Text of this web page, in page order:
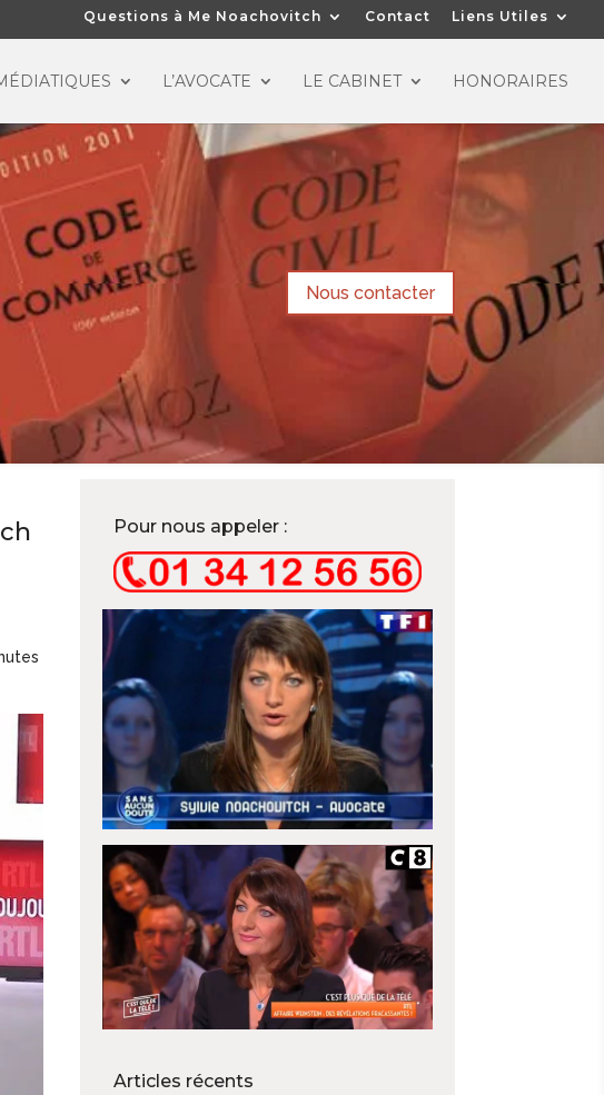
Questions à Me Noachovitch Contact Liens Utiles
L’AVOCATE LE CABINET HONORAIRES
Nous contacter
Pour nous appeler :
Articles récents